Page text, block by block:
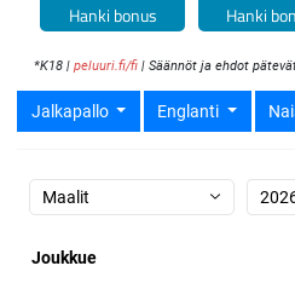
Hanki bonus Hanki
*K18 | peluuri.fi/fi | Säännöt ja ehdot
Jalkapallo Englanti
Maalit
Joukkue